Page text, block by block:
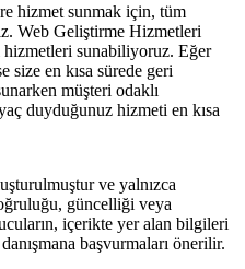
hizmet sunmak için, tüm
Web Geliştirme Hizmetleri
hizmetleri sunabiliyoruz. Eğer
size en kısa sürede geri
müşteri odaklı
duyduğunuz hizmeti en kısa
ve yalnızca
güncelliği veya
içerikte yer alan bilgileri
başvurmaları önerilir.